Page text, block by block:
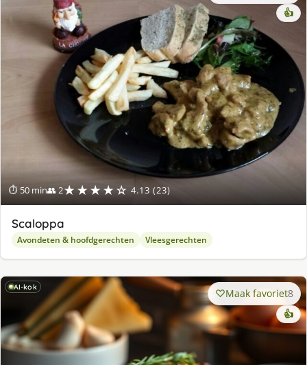
⏱ 50 min👥 2★★★★☆ 4.13 (23)
👍
Scaloppa
Avondeten & hoofdgerechten Vleesgerechten
AI-kok Maak favoriet8
👍